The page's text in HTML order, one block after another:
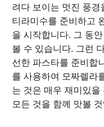
려다 보이는 멋진 풍
티라미수를 준비하고
을 시작합니다. 그 동
볼 수 있습니다. 그런
선한 파스타를 준비합
를 사용하여 모짜렐라
는 것은 매우 재미있
모든 것을 함께 맛볼